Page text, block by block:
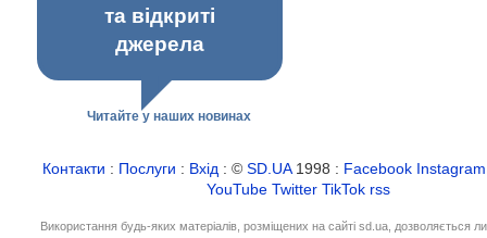
та відкриті
джерела
Читайте у наших новинах
Контакти : Послуги : Вхід : ©SD.UA1998 : Facebook Instagram
YouTube Twitter TikTok rss
Використання будь-яких матеріалів, розміщених на сайті sd.ua, дозволяється